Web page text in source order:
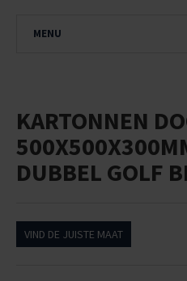
MENU
KARTONNEN
DUBBEL GOLF
VIND DE JUISTE MAAT